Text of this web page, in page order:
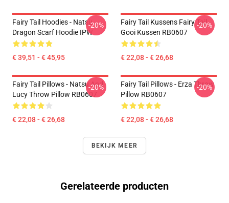
Fairy Tail Hoodies - Natsu
Dragon Scarf Hoodie IPW
€ 39,51 - € 45,95
-20%
Fairy Tail Kussens Fairy Tail
Gooi Kussen RB0607
€ 22,08 - € 26,68
-20%
Fairy Tail Pillows - Natsu And
Lucy Throw Pillow RB0607
€ 22,08 - € 26,68
-20%
Fairy Tail Pillows - Erza Throw
Pillow RB0607
€ 22,08 - € 26,68
-20%
BEKIJK MEER
Gerelateerde producten